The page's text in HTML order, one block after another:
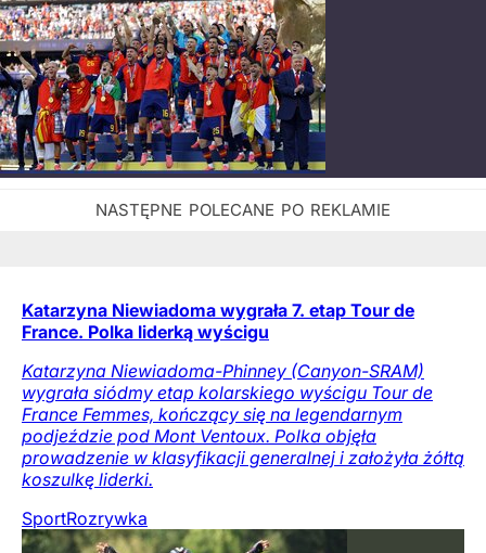
Katarzyna Niewiadoma wygrała 7. etap Tour de
France. Polka liderką wyścigu
Katarzyna Niewiadoma-Phinney (Canyon-SRAM)
wygrała siódmy etap kolarskiego wyścigu Tour de
France Femmes, kończący się na legendarnym
podjeździe pod Mont Ventoux. Polka objęła
prowadzenie w klasyfikacji generalnej i założyła żółtą
koszulkę liderki.
SportRozrywka